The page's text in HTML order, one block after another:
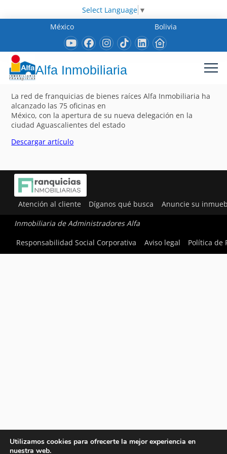
Select Language ▼
México
Bolivia
Alfa Inmobiliaria
La red de franquicias de bienes raíces Alfa Inmobiliaria ha
alcanzado las 75 oficinas en
México, con la apertura de su nueva delegación en la
ciudad Aguascalientes del estado
Descargar artículo
Atención al cliente Díganos qué busca Anuncie su
Inmobiliaria de Administradores Alfa
Responsabilidad Social Corporativa
Aviso legal Política de
Utilizamos cookies para ofrecerte la mejor experiencia en
nuestra web.